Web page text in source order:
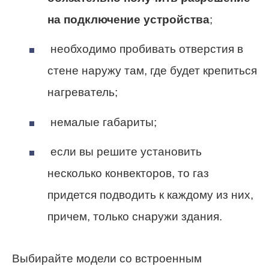
на подключение устройства;
необходимо пробивать отверстия в
стене наружу там, где будет крепиться
нагреватель;
немалые габариты;
если вы решите установить
несколько конвекторов, то газ
придется подводить к каждому из них,
причем, только снаружи здания.
Выбирайте модели со встроенным